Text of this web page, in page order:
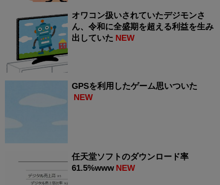
オワコン扱いされていたデジモンさ
ん、令和に全盛期を超える利益を生み
出していた NEW
GPSを利用したゲーム思いついた
NEW
任天堂ソフトのダウンロード率
61.5%www NEW